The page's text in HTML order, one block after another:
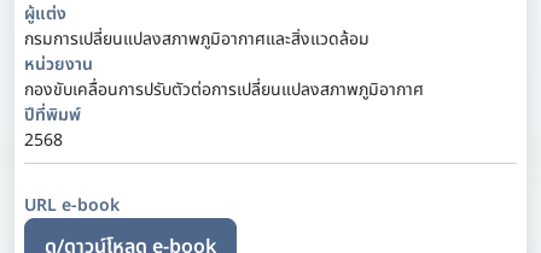
ผู้แต่ง
กรมการเปลี่ยนแปลงสภาพภูมิอากาศและสิ่งแวดล้อม
หน่วยงาน
กองขับเคลื่อนการปรับตัวต่อการเปลี่ยนแปลงสภาพภูมิอากาศ
ปีที่พิมพ์
2568
URL e-book